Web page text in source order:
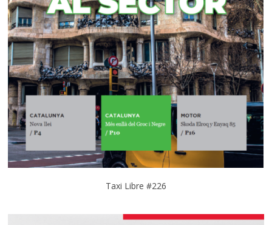
Taxi Libre #226